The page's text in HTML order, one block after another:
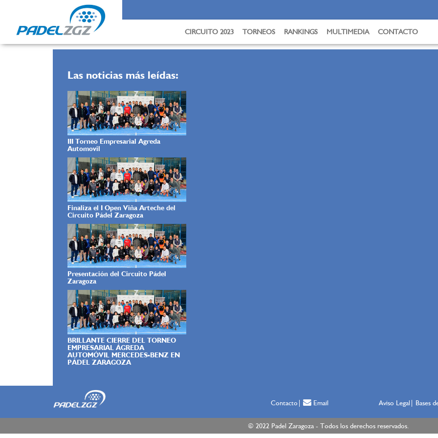
CIRCUITO 2023
NORMATIVA CIRCUITO 2023
TORNEOS RANKINGS MULTIMEDIA
VIDEOS
CONTACTO
Las noticias más leídas:
III Torneo Empresarial Agreda
Automovil
Finaliza el I Open Viña Arteche del
Circuito Pádel Zaragoza
Presentación del Circuito Pádel
Zaragoza
BRILLANTE CIERRE DEL TORNEO
EMPRESARIAL ÁGREDA
AUTOMÓVIL MERCEDES-BENZ EN
PÁDEL ZARAGOZA
Contacto Email Aviso Legal Bases
© 2022 Padel Zaragoza - Todos los derechos reservados.